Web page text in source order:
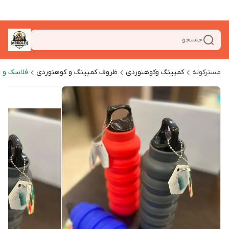
جستجو
مسترکوله کمپینگ وکوهنوردی ظروف کمپینگ و کوهنوردی فلاسک و